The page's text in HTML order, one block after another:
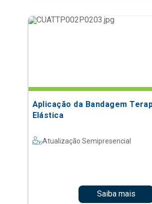
Aplicação da Bandagem
Elástica
Atualização Semipresencial
Saiba mais